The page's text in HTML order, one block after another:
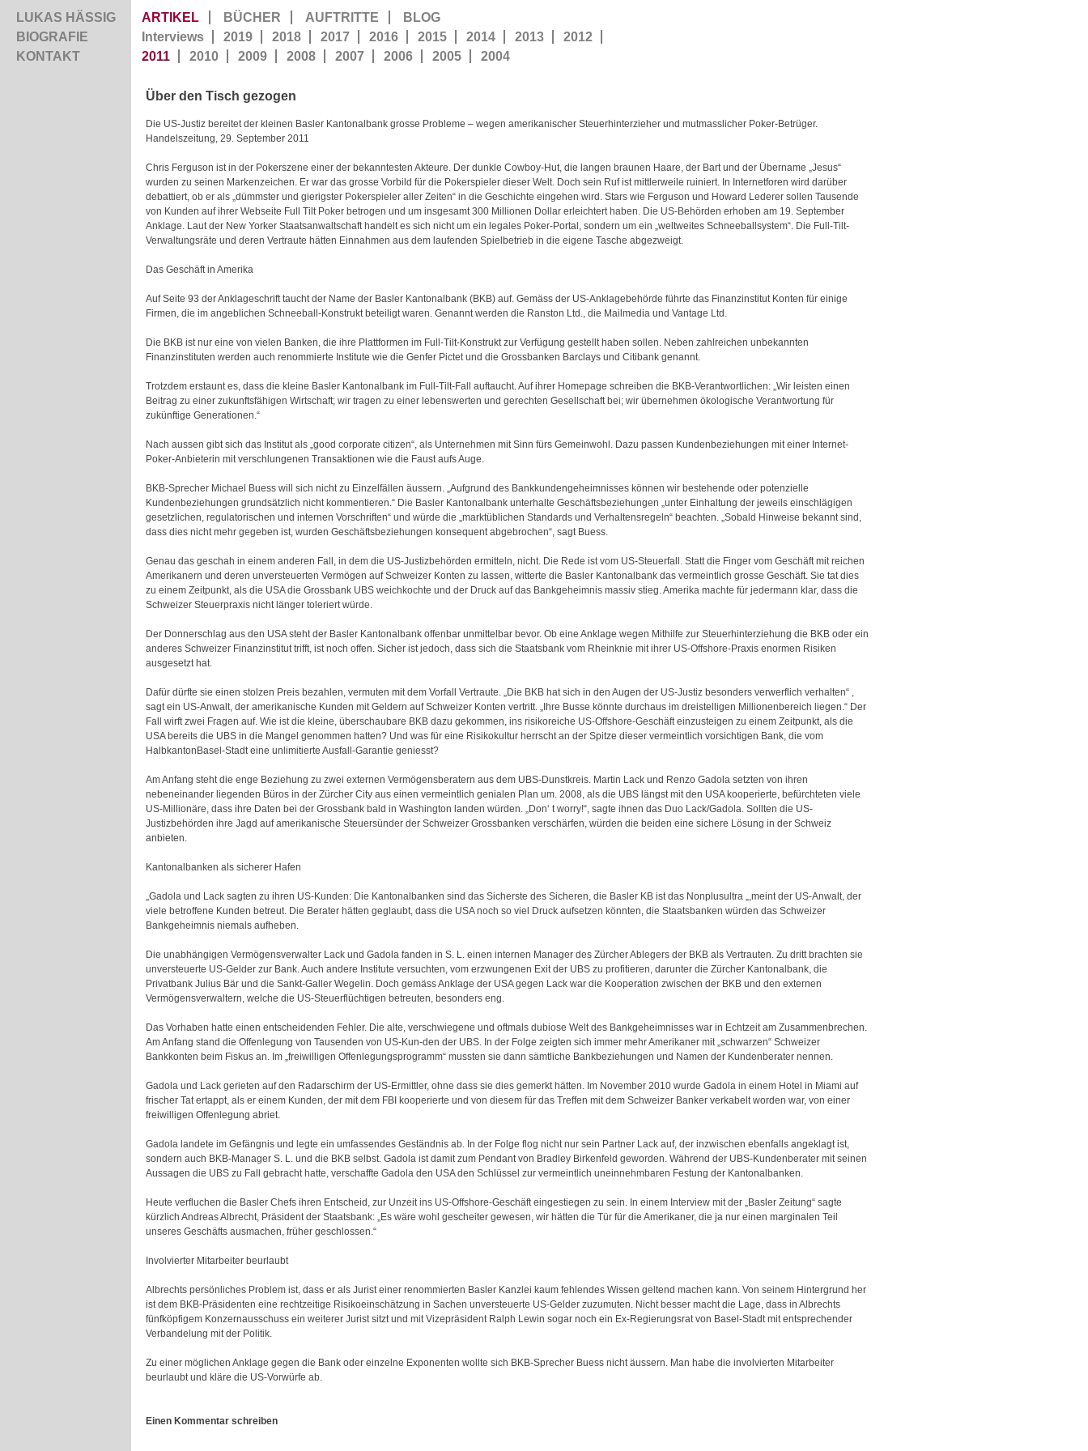
LUKAS HÄSSIG
BIOGRAFIE
KONTAKT
ARTIKEL BÜCHER AUFTRITTE
BLOG
Interviews
2019 2018 2017 2016 2015 2014 2013
2012
2011
2010 2009 2008 2007 2006 2005 2004
Über den Tisch gezogen
Die US-Justiz bereitet der kleinen Basler Kantonalbank grosse Probleme – wegen amerikanischer Steuerhinterzieher und mutmasslicher Poker-Betrüger.
Handelszeitung, 29. September 2011
Chris Ferguson ist in der Pokerszene einer der bekanntesten Akteure. Der dunkle Cowboy-Hut, die langen braunen Haare, der Bart und der Übername „Jesus“
wurden zu seinen Markenzeichen. Er war das grosse Vorbild für die Pokerspieler dieser Welt. Doch sein Ruf ist mittlerweile ruiniert. In Internetforen wird darüber
debattiert, ob er als „dümmster und gierigster Pokerspieler aller Zeiten“ in die Geschichte eingehen wird. Stars wie Ferguson und Howard Lederer sollen Tausende
von Kunden auf ihrer Webseite Full Tilt Poker betrogen und um insgesamt 300 Millionen Dollar erleichtert haben. Die US-Behörden erhoben am 19. September
Anklage. Laut der New Yorker Staatsanwaltschaft handelt es sich nicht um ein legales Poker-Portal, sondern um ein „weltweites Schneeballsystem“. Die Full-Tilt-
Verwaltungsräte und deren Vertraute hätten Einnahmen aus dem laufenden Spielbetrieb in die eigene Tasche abgezweigt.
Das Geschäft in Amerika
Auf Seite 93 der Anklageschrift taucht der Name der Basler Kantonalbank (BKB) auf. Gemäss der US-Anklagebehörde führte das Finanzinstitut Konten für einige
Firmen, die im angeblichen Schneeball-Konstrukt beteiligt waren. Genannt werden die Ranston Ltd., die Mailmedia und Vantage Ltd.
Die BKB ist nur eine von vielen Banken, die ihre Plattformen im Full-Tilt-Konstrukt zur Verfügung gestellt haben sollen. Neben zahlreichen unbekannten
Finanzinstituten werden auch renommierte Institute wie die Genfer Pictet und die Grossbanken Barclays und Citibank genannt.
Trotzdem erstaunt es, dass die kleine Basler Kantonalbank im Full-Tilt-Fall auftaucht. Auf ihrer Homepage schreiben die BKB-Verantwortlichen: „Wir leisten einen
Beitrag zu einer zukunftsfähigen Wirtschaft; wir tragen zu einer lebenswerten und gerechten Gesellschaft bei; wir übernehmen ökologische Verantwortung für
zukünftige Generationen.“
Nach aussen gibt sich das Institut als „good corporate citizen“, als Unternehmen mit Sinn fürs Gemeinwohl. Dazu passen Kundenbeziehungen mit einer Internet-
Poker-Anbieterin mit verschlungenen Transaktionen wie die Faust aufs Auge.
BKB-Sprecher Michael Buess will sich nicht zu Einzelfällen äussern. „Aufgrund des Bankkundengeheimnisses können wir bestehende oder potenzielle
Kundenbeziehungen grundsätzlich nicht kommentieren.“ Die Basler Kantonalbank unterhalte Geschäftsbeziehungen „unter Einhaltung der jeweils einschlägigen
gesetzlichen, regulatorischen und internen Vorschriften“ und würde die „marktüblichen Standards und Verhaltensregeln“ beachten. „Sobald Hinweise bekannt sind,
dass dies nicht mehr gegeben ist, wurden Geschäftsbeziehungen konsequent abgebrochen“, sagt Buess.
Genau das geschah in einem anderen Fall, in dem die US-Justizbehörden ermitteln, nicht. Die Rede ist vom US-Steuerfall. Statt die Finger vom Geschäft mit reichen
Amerikanern und deren unversteuerten Vermögen auf Schweizer Konten zu lassen, witterte die Basler Kantonalbank das vermeintlich grosse Geschäft. Sie tat dies
zu einem Zeitpunkt, als die USA die Grossbank UBS weichkochte und der Druck auf das Bankgeheimnis massiv stieg. Amerika machte für jedermann klar, dass die
Schweizer Steuerpraxis nicht länger toleriert würde.
Der Donnerschlag aus den USA steht der Basler Kantonalbank offenbar unmittelbar bevor. Ob eine Anklage wegen Mithilfe zur Steuerhinterziehung die BKB oder ein
anderes Schweizer Finanzinstitut trifft, ist noch offen. Sicher ist jedoch, dass sich die Staatsbank vom Rheinknie mit ihrer US-Offshore-Praxis enormen Risiken
ausgesetzt hat.
Dafür dürfte sie einen stolzen Preis bezahlen, vermuten mit dem Vorfall Vertraute. „Die BKB hat sich in den Augen der US-Justiz besonders verwerflich verhalten“ ,
sagt ein US-Anwalt, der amerikanische Kunden mit Geldern auf Schweizer Konten vertritt. „Ihre Busse könnte durchaus im dreistelligen Millionenbereich liegen.“ Der
Fall wirft zwei Fragen auf. Wie ist die kleine, überschaubare BKB dazu gekommen, ins risikoreiche US-Offshore-Geschäft einzusteigen zu einem Zeitpunkt, als die
USA bereits die UBS in die Mangel genommen hatten? Und was für eine Risikokultur herrscht an der Spitze dieser vermeintlich vorsichtigen Bank, die vom
HalbkantonBasel-Stadt eine unlimitierte Ausfall-Garantie geniesst?
Am Anfang steht die enge Beziehung zu zwei externen Vermögensberatern aus dem UBS-Dunstkreis. Martin Lack und Renzo Gadola setzten von ihren
nebeneinander liegenden Büros in der Zürcher City aus einen vermeintlich genialen Plan um. 2008, als die UBS längst mit den USA kooperierte, befürchteten viele
US-Millionäre, dass ihre Daten bei der Grossbank bald in Washington landen würden. „Don‘ t worry!“, sagte ihnen das Duo Lack/Gadola. Sollten die US-
Justizbehörden ihre Jagd auf amerikanische Steuersünder der Schweizer Grossbanken verschärfen, würden die beiden eine sichere Lösung in der Schweiz
anbieten.
Kantonalbanken als sicherer Hafen
„Gadola und Lack sagten zu ihren US-Kunden: Die Kantonalbanken sind das Sicherste des Sicheren, die Basler KB ist das Nonplusultra „,meint der US-Anwalt, der
viele betroffene Kunden betreut. Die Berater hätten geglaubt, dass die USA noch so viel Druck aufsetzen könnten, die Staatsbanken würden das Schweizer
Bankgeheimnis niemals aufheben.
Die unabhängigen Vermögensverwalter Lack und Gadola fanden in S. L. einen internen Manager des Zürcher Ablegers der BKB als Vertrauten. Zu dritt brachten sie
unversteuerte US-Gelder zur Bank. Auch andere Institute versuchten, vom erzwungenen Exit der UBS zu profitieren, darunter die Zürcher Kantonalbank, die
Privatbank Julius Bär und die Sankt-Galler Wegelin. Doch gemäss Anklage der USA gegen Lack war die Kooperation zwischen der BKB und den externen
Vermögensverwaltern, welche die US-Steuerflüchtigen betreuten, besonders eng.
Das Vorhaben hatte einen entscheidenden Fehler. Die alte, verschwiegene und oftmals dubiose Welt des Bankgeheimnisses war in Echtzeit am Zusammenbrechen.
Am Anfang stand die Offenlegung von Tausenden von US-Kun-den der UBS. In der Folge zeigten sich immer mehr Amerikaner mit „schwarzen“ Schweizer
Bankkonten beim Fiskus an. Im „freiwilligen Offenlegungsprogramm“ mussten sie dann sämtliche Bankbeziehungen und Namen der Kundenberater nennen.
Gadola und Lack gerieten auf den Radarschirm der US-Ermittler, ohne dass sie dies gemerkt hätten. Im November 2010 wurde Gadola in einem Hotel in Miami auf
frischer Tat ertappt, als er einem Kunden, der mit dem FBI kooperierte und von diesem für das Treffen mit dem Schweizer Banker verkabelt worden war, von einer
freiwilligen Offenlegung abriet.
Gadola landete im Gefängnis und legte ein umfassendes Geständnis ab. In der Folge flog nicht nur sein Partner Lack auf, der inzwischen ebenfalls angeklagt ist,
sondern auch BKB-Manager S. L. und die BKB selbst. Gadola ist damit zum Pendant von Bradley Birkenfeld geworden. Während der UBS-Kundenberater mit seinen
Aussagen die UBS zu Fall gebracht hatte, verschaffte Gadola den USA den Schlüssel zur vermeintlich uneinnehmbaren Festung der Kantonalbanken.
Heute verfluchen die Basler Chefs ihren Entscheid, zur Unzeit ins US-Offshore-Geschäft eingestiegen zu sein. In einem Interview mit der „Basler Zeitung“ sagte
kürzlich Andreas Albrecht, Präsident der Staatsbank: „Es wäre wohl gescheiter gewesen, wir hätten die Tür für die Amerikaner, die ja nur einen marginalen Teil
unseres Geschäfts ausmachen, früher geschlossen.“
Involvierter Mitarbeiter beurlaubt
Albrechts persönliches Problem ist, dass er als Jurist einer renommierten Basler Kanzlei kaum fehlendes Wissen geltend machen kann. Von seinem Hintergrund her
ist dem BKB-Präsidenten eine rechtzeitige Risikoeinschätzung in Sachen unversteuerte US-Gelder zuzumuten. Nicht besser macht die Lage, dass in Albrechts
fünfköpfigem Konzernausschuss ein weiterer Jurist sitzt und mit Vizepräsident Ralph Lewin sogar noch ein Ex-Regierungsrat von Basel-Stadt mit entsprechender
Verbandelung mit der Politik.
Zu einer möglichen Anklage gegen die Bank oder einzelne Exponenten wollte sich BKB-Sprecher Buess nicht äussern. Man habe die involvierten Mitarbeiter
beurlaubt und kläre die US-Vorwürfe ab.
Einen Kommentar schreiben